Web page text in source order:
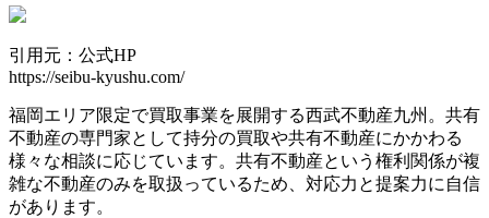
引用元：公式HP
https://seibu-kyushu.com/
福岡エリア限定で買取事業を展開する西武不動産九州。共有
不動産の専門家として持分の買取や共有不動産にかかわる
様々な相談に応じています。共有不動産という権利関係が複
雑な不動産のみを取扱っているため、対応力と提案力に自信
があります。